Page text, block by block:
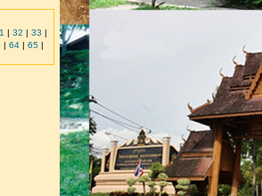
| 32 | 33 |
| 64 | 65 |